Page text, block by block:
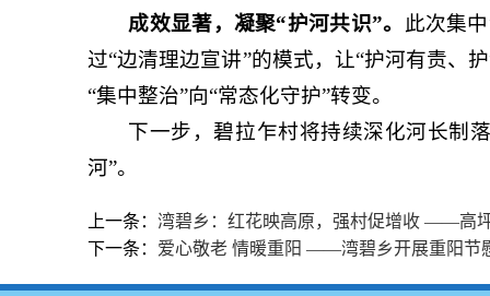
成效显著，凝聚“护河共识”。
此次集
过“边清理边宣讲”的模式，让“护河有责、
“集中整治”向“常态化守护”转变。
下一步，碧拉乍村将持续深化河长制
河”。
上一条： 湾碧乡：红花映高原，强村促增收 ——高
下一条： 爱心敬老 情暖重阳 ——湾碧乡开展重阳节